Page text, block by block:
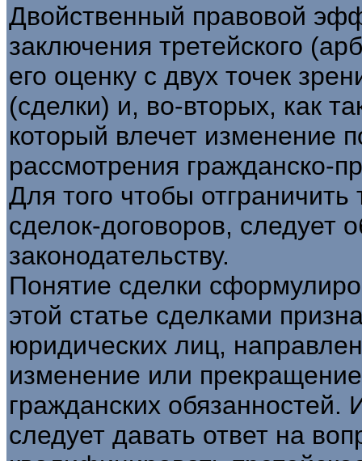
Двойственный правовой
заключения третейского
его оценку с двух точек
(сделки) и, во-вторых, как
который влечет изменение
рассмотрения гражданско-
Для того чтобы
сделок-договоров, следует
законодательству.
Понятие сделки
этой статье сделками
юридических лиц,
изменение или
гражданских обязанностей.
следует давать ответ на